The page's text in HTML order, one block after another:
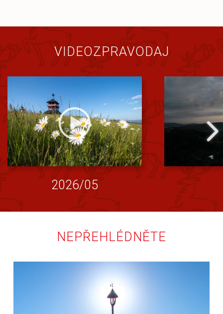
VIDEOZPRAVODAJ
2026/05
NEPŘEHLÉDNĚTE